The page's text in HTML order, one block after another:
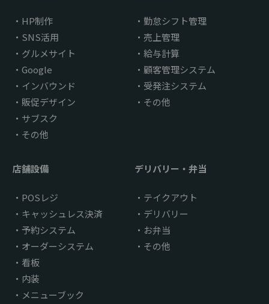
HP制作
SNS活用
グルメサイト
Google
インバウンド
販促デザイン
サブスク
その他
勤怠シフト管理
売上管理
給与計算
顧客管理システム
受発注システム
その他
店舗設備
POSレジ
キャッシュレス決済
予約システム
オーダーシステム
看板
内装
メニューブック
デリバリー・弁当
テイクアウト
デリバリー
お弁当
その他